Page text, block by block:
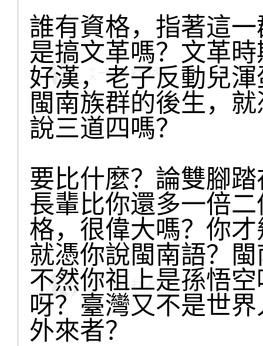
誰有資格，指著這
是搞文革嗎？文革
好漢，老子反動兒
閩南族群的後生，
說三道四嗎？
要比什麼？論雙腳
長輩比你還多一倍
格，很偉大嗎？你
就憑你說閩南語？
不然你祖上是孫悟
呀？臺灣又不是世
外來者？